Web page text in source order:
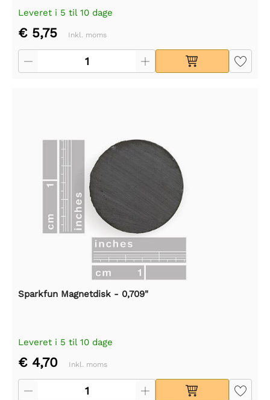
Leveret i 5 til 10 dage
€ 5,75 Inkl. moms
Sparkfun Magnetdisk - 0,709"
Leveret i 5 til 10 dage
€ 4,70 Inkl. moms